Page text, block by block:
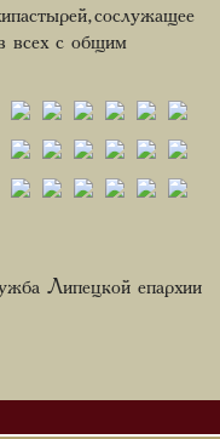
сослужащее
всех с общим
Липецкой епархии